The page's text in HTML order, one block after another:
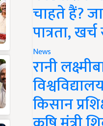
चाहते हैं?
पात्रता,
News
रानी
किसान